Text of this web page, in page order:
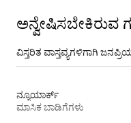
ಅನ್ವೇಷಿಸಬೇಕಿರುವ
ವಿಸ್ತರಿತ ವಾಸ್ತವ್ಯಗಳಿಗಾಗಿ
ನ್ಯೂಯಾರ್ಕ್
ಮಾಸಿಕ ಬಾಡಿಗೆಗಳು